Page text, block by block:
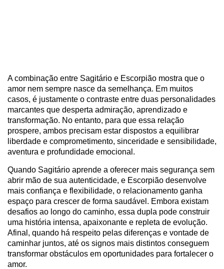
A combinação entre Sagitário e Escorpião mostra que o
amor nem sempre nasce da semelhança. Em muitos
casos, é justamente o contraste entre duas personalidades
marcantes que desperta admiração, aprendizado e
transformação. No entanto, para que essa relação
prospere, ambos precisam estar dispostos a equilibrar
liberdade e comprometimento, sinceridade e sensibilidade,
aventura e profundidade emocional.
Quando Sagitário aprende a oferecer mais segurança sem
abrir mão de sua autenticidade, e Escorpião desenvolve
mais confiança e flexibilidade, o relacionamento ganha
espaço para crescer de forma saudável. Embora existam
desafios ao longo do caminho, essa dupla pode construir
uma história intensa, apaixonante e repleta de evolução.
Afinal, quando há respeito pelas diferenças e vontade de
caminhar juntos, até os signos mais distintos conseguem
transformar obstáculos em oportunidades para fortalecer o
amor.